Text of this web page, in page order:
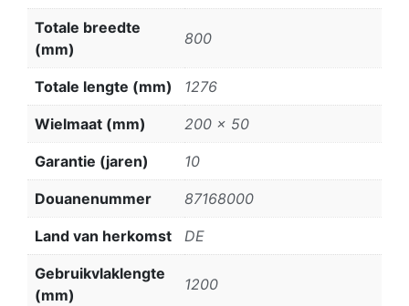
Totale breedte
(mm)
800
Totale lengte (mm) 1276
Wielmaat (mm) 200 x 50
Garantie (jaren) 10
Douanenummer 87168000
Land van herkomst DE
Gebruikvlaklengte
(mm)
1200